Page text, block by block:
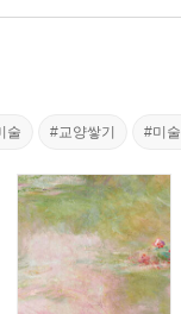
술 #교양쌓기 #미